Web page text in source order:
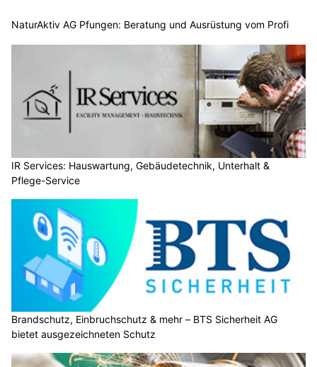
NaturAktiv AG Pfungen: Beratung und Ausrüstung vom Profi
IR Services: Hauswartung, Gebäudetechnik, Unterhalt &
Pflege-Service
Brandschutz, Einbruchschutz & mehr – BTS Sicherheit AG
bietet ausgezeichneten Schutz